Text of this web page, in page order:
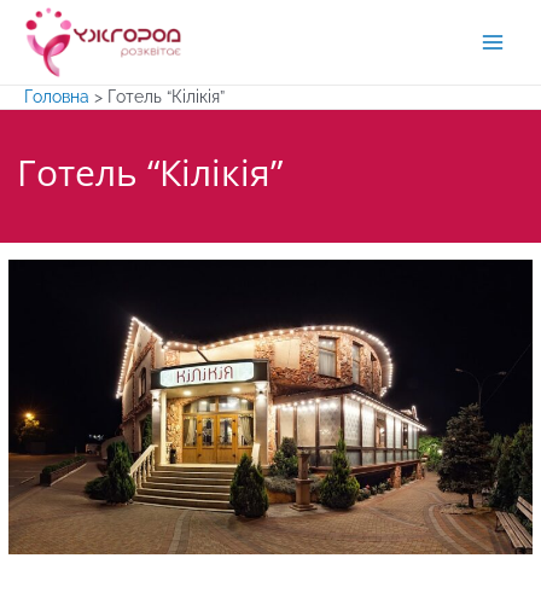
Перейти
вмісту
Головна > Готель “Кілікія”
Готель “Кілікія”